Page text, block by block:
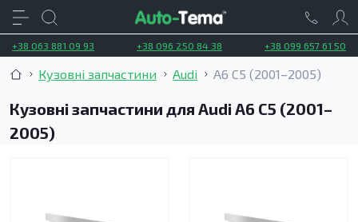
+38 063 881 09 93 +38 096 250 84 38 +38 099 657 61 50
Кузовні запчастини Audi A6 C5 (2001–2005)
Кузовні запчастини для Audi A6 C5 (2001–
2005)